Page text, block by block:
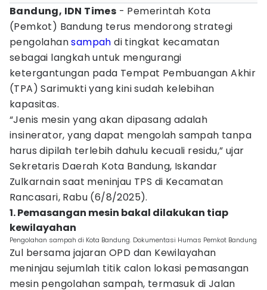
Bandung, IDN Times - Pemerintah Kota
(Pemkot) Bandung terus mendorong strategi
pengolahansampah di tingkat kecamatan
sebagai langkah untuk mengurangi
ketergantungan pada Tempat Pembuangan Akhir
(TPA) Sarimukti yang kini sudah kelebihan
kapasitas.
“Jenis mesin yang akan dipasang adalah
insinerator, yang dapat mengolah sampah tanpa
harus dipilah terlebih dahulu kecuali residu,” ujar
Sekretaris Daerah Kota Bandung, Iskandar
Zulkarnain saat meninjau TPS di Kecamatan
Rancasari, Rabu (6/8/2025).
1. Pemasangan mesin bakal dilakukan tiap
kewilayahan
Pengolahan sampah di Kota Bandung. Dokumentasi Humas Pemkot Bandung
Zul bersama jajaran OPD dan Kewilayahan
meninjau sejumlah titik calon lokasi pemasangan
mesin pengolahan sampah, termasuk di Jalan